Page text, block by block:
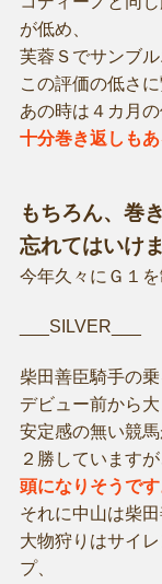
が低め、
芙蓉Ｓでサンブ
この評価の低さ
あの時は４カ月の
十分巻き返しもあ
もちろん、巻
忘れてはいけ
今年久々にＧ１を
___SILVER___
柴田善臣騎手の乗
デビュー前から
安定感の無い競
２勝していますが
頭になりそうです
それに中山は柴
大物狩りはサイ
プ、